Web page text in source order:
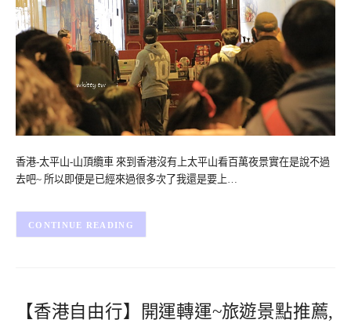
香港-太平山-山頂纜車 來到香港沒有上太平山看百萬夜景實在是說不過
去吧~ 所以即便是已經來過很多次了我還是要上…
CONTINUE READING
【香港自由行】開運轉運~旅遊景點推薦,